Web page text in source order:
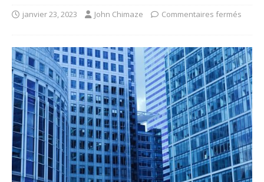
janvier 23, 2023 John Chimaze Commentaires fermés